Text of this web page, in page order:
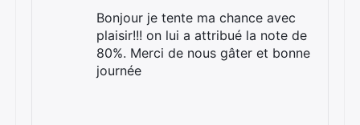
Bonjour je tente ma chance avec
plaisir!!! on lui a attribué la note de
80%. Merci de nous gâter et bonne
journée